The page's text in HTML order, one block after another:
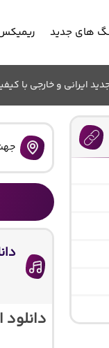
های جدید
ایرانی و خارجی با